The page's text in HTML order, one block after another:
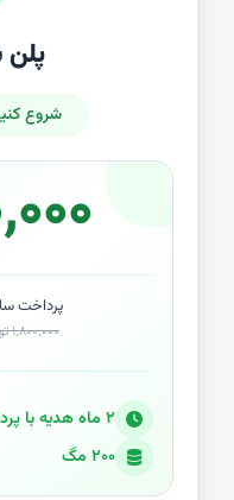
پلن
شروع
پرداخت
۱٬۸۰۰٬۰۰۰ تومان
۲ ماه هدیه با پرداخت سالانه
۲۰۰ مگ